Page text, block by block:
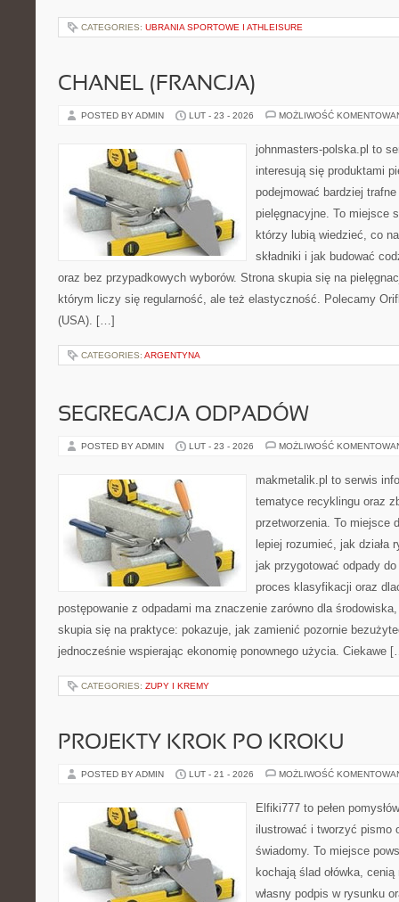
CATEGORIES: UBRANIA SPORTOWE I ATHLEISURE
CHANEL (FRANCJA)
POSTED BY ADMIN LUT - 23 - 2026 MOŻLIWOŚĆ
johnmasters-polska.pl to
interesują się produktami
podejmować bardziej
pielęgnacyjne. To miejsce
którzy lubią wiedzieć, co
składniki i jak budować
oraz bez przypadkowych wyborów. Strona skupia się na
którym liczy się regularność, ale też elastyczność. Polecamy
(USA). […]
CATEGORIES: ARGENTYNA
SEGREGACJA ODPADÓW
POSTED BY ADMIN LUT - 23 - 2026 MOŻLIWOŚĆ
makmetalik.pl to serwis
tematyce recyklingu oraz
przetworzenia. To miejsce
lepiej rozumieć, jak działa
jak przygotować odpady
proces klasyfikacji oraz
postępowanie z odpadami ma znaczenie zarówno dla
skupia się na praktyce: pokazuje, jak zamienić pozornie
jednocześnie wspierając ekonomię ponownego użycia. Ciekawe
CATEGORIES: ZUPY I KREMY
PROJEKTY KROK PO KROKU
POSTED BY ADMIN LUT - 21 - 2026 MOŻLIWOŚĆ
Elfiki777 to pełen
ilustrować i tworzyć pismo
świadomy. To miejsce
kochają ślad ołówka,
własny podpis w rysunku